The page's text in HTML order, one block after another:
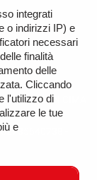
TORNA IN CIMA
-
integrati
o indirizzi IP) e
necessari
finalità
delle
Cliccando
l'utilizzo di
le tue
e